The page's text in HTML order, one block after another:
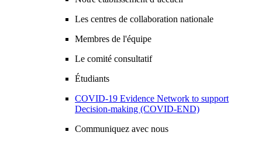
Les centres de collaboration nationale
Membres de l'équipe
Le comité consultatif
Étudiants
COVID-19 Evidence Network to support
Decision-making (COVID-END)
Communiquez avec nous